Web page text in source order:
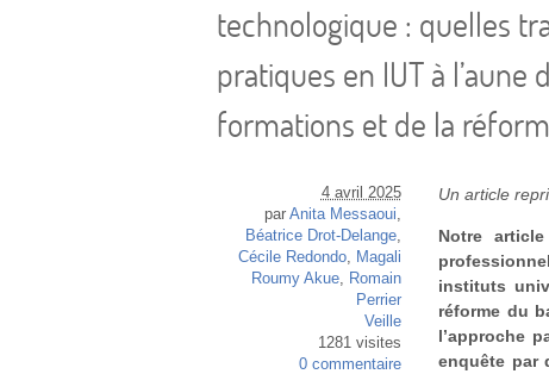
technologique : quelles
pratiques en IUT à
formations et de la
4 avril 2025
par Anita Messaoui
Béatrice Drot-Delange,
Cécile Redondo,
Magali
Roumy Akue,
Romain
Perrier
Veille
1281 visites
0 commentaire
Un article
Notre
instituts
réforme du
l’approche
enquête par